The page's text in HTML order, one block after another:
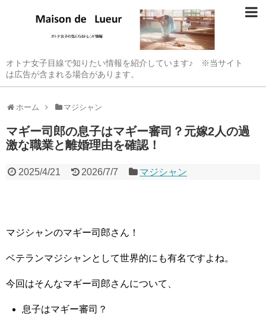
オトナ女子目線で知りたい情報を紹介しています♪ ※当サイト
は広告が含まれる場合があります。
ホーム マジシャン
マギー司郎の息子はマギー審司？元嫁2人の過
激な職業と離婚理由を確認！
2025/4/21 2026/7/7 マジシャン
マジシャンのマギー司郎さん！
ベテランマジシャンとして世界的にも有名ですよね。
今回はそんなマギー司郎さんについて、
息子はマギー審司？